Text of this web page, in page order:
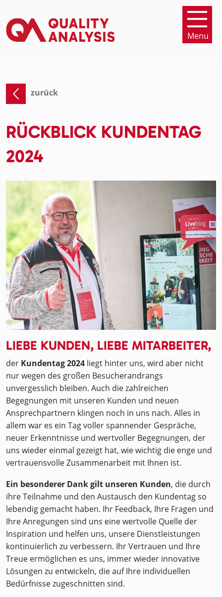
zurück
RÜCKBLICK KUNDENTAG
2024
LIEBE KUNDEN, LIEBE MITARBEITER,
der Kundentag 2024 liegt hinter uns, wird aber nicht
nur wegen des großen Besucherandrangs
unvergesslich bleiben. Auch die zahlreichen
Begegnungen mit unseren Kunden und neuen
Ansprechpartnern klingen noch in uns nach. Alles in
allem war es ein Tag voller spannender Gespräche,
neuer Erkenntnisse und wertvoller Begegnungen, der
uns wieder einmal gezeigt hat, wie wichtig die enge und
vertrauensvolle Zusammenarbeit mit Ihnen ist.
Ein besonderer Dank gilt unseren Kunden, die durch
ihre Teilnahme und den Austausch den Kundentag so
lebendig gemacht haben. Ihr Feedback, Ihre Fragen und
Ihre Anregungen sind uns eine wertvolle Quelle der
Inspiration und helfen uns, unsere Dienstleistungen
kontinuierlich zu verbessern. Ihr Vertrauen und Ihre
Treue ermöglichen es uns, immer wieder innovative
Lösungen zu entwickeln, die auf Ihre individuellen
Bedürfnisse zugeschnitten sind.
Menu